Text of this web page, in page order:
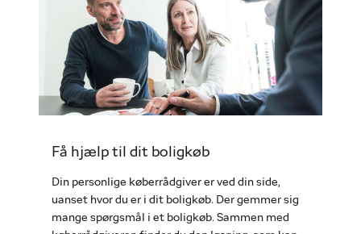
Få hjælp til dit boligkøb
Din personlige køberrådgiver er ved din side,
uanset hvor du er i dit boligkøb. Der gemmer sig
mange spørgsmål i et boligkøb. Sammen med